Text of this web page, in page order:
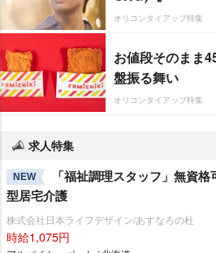
オリコンタイアップ特集
お値段そのまま
盤振る舞い
オリコンタイアップ特集
求人特集
NEW
「福祉調理スタッフ」無資
型居宅介護
株式会社日本ライフデザイン/あすなろの杜
時給1,075円